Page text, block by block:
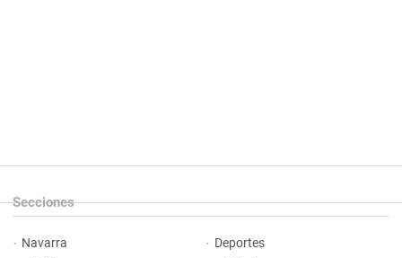
Secciones
Navarra Deportes